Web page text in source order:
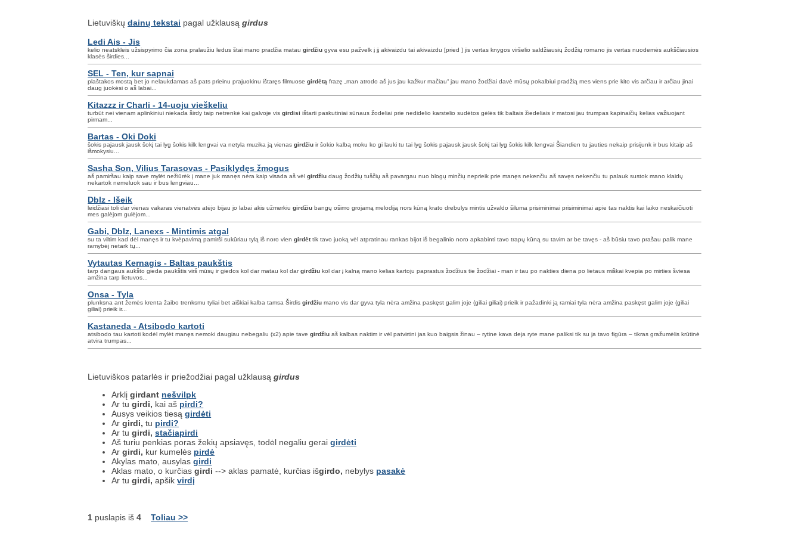
Lietuviškųdainų tekstai pagal užklausągirdus
Ledi Ais - Jis
kelio neatskleis užsispyrimo čia zona pralaužiu ledus štai mano pradžia mataugirdžiu gyva esu pažvelk į jį akivaizdu tai akivaizdu [pried ] jis vertas knygos viršelio saldžiausių žodžių romano jis vertas nuodemės aukščiausios
klasės širdies...
SEL - Ten, kur sapnai
plaštakos mostą bet jo nelaukdamas aš pats prieinu prajuokinu ištaręs filmuosegirdėtą frazę „man atrodo aš jus jau kažkur mačiau“ jau mano žodžiai davė mūsų pokalbiui pradžią mes viens prie kito vis arčiau ir arčiau jinai
daug juokėsi o aš labai...
Kitazzz ir Charli - 14-uoju vieškeliu
turbūt nei vienam aplinkiniui niekada širdy taip netrenkė kai galvoje visgirdisi ištarti paskutiniai sūnaus žodeliai prie nedidelio karstelio sudėtos gėlės tik baltais žiedeliais ir matosi jau trumpas kapinaičių kelias važiuojant
pirmam...
Bartas - Oki Doki
šokis pajausk jausk šokį tai lyg šokis kilk lengvai va netyla muzika ją vienasgirdžiu ir šokio kalbą moku ko gi lauki tu tai lyg šokis pajausk jausk šokį tai lyg šokis kilk lengvai Šiandien tu jauties nekaip prisijunk ir bus kitaip aš
išmokysiu...
Sasha Son, Vilius Tarasovas - Pasiklydęs žmogus
aš pamiršau kaip save mylėt nežiūrėk į mane juk manęs nėra kaip visada aš vėlgirdžiu daug žodžių tuščių aš pavargau nuo blogų minčių neprieik prie manęs nekenčiu aš savęs nekenčiu tu palauk sustok mano klaidų
nekartok nemeluok sau ir bus lengviau...
Dblz - Išeik
leidžiasi toli dar vienas vakaras vienatvės atėjo bijau jo labai akis užmerkiugirdžiu bangų ošimo grojamą melodiją nors kūną krato drebulys mintis užvaldo šiluma prisiminimai prisiminimai apie tas naktis kai laiko neskaičiuoti
mes galėjom gulėjom...
Gabi, Dblz, Lanexs - Mintimis atgal
su ta viltim kad dėl manęs ir tu kvėpavimą pamirši sukūriau tylą iš noro viengirdėttik tavo juoką vėl atpratinau rankas bijot iš begalinio noro apkabinti tavo trapų kūną su tavim ar be tavęs - aš būsiu tavo prašau palik mane
ramybėj netark tų...
Vytautas Kernagis - Baltas paukštis
tarp dangaus aukšto gieda paukštis virš mūsų ir giedos kol dar matau kol dargirdžiu kol dar į kalną mano kelias kartoju paprastus žodžius tie žodžiai - man ir tau po nakties diena po lietaus miškai kvepia po mirties šviesa
amžina tarp lietuvos...
Onsa - Tyla
plunksna ant žemės krenta žaibo trenksmu tyliai bet aiškiai kalba tamsa Širdisgirdžiu mano vis dar gyva tyla nėra amžina paskęst galim joje (giliai giliai) prieik ir pažadinki ją ramiai tyla nėra amžina paskęst galim joje (giliai
giliai) prieik ir...
Kastaneda - Atsibodo kartoti
atsibodo tau kartoti kodėl mylėt manęs nemoki daugiau nebegaliu (x2) apie tavegirdžiu aš kalbas naktim ir vėl patvirtini jas kuo baigsis žinau – rytine kava deja ryte mane paliksi tik su ja tavo figūra – tikras gražumėlis krūtinė
atvira trumpas...
Lietuviškos patarlės ir priežodžiai pagal užklausągirdus
Arklįgirdant nešvilpk
Ar tugirdi, kai aš pirdi?
Ausys veikios tiesągirdėti
Argirdi, tu pirdi?
Ar tugirdi, stačiapirdi
Aš turiu penkias poras žekių apsiavęs, todėl negaliu geraigirdėti
Argirdi, kur kumelės pirdė
Akylas mato, ausylasgirdi
Aklas mato, o kurčiasgirdi --> aklas pamatė, kurčias išgirdo, nebylys pasakė
Ar tugirdi, apšikvirdį
1 puslapis iš4 Toliau >>